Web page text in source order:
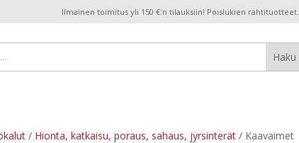
Ilmainen toimitus yli 150 €:n tilauksiin! Poislukien rahtituotteet.
/ Hionta, katkaisu, poraus, sahaus, jyrsinterät/ Kaavaimet